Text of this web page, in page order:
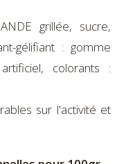
grillée, sucre,
gélifiant : gomme
colorants :
sur l'activité et